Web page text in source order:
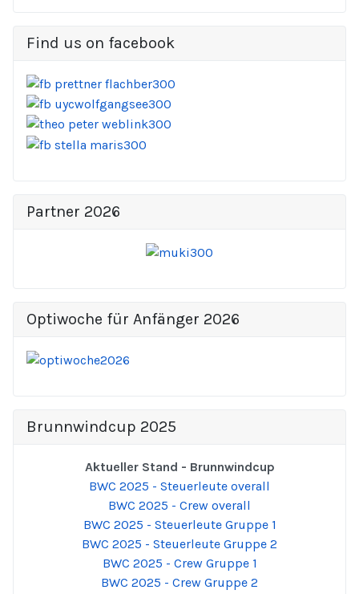
Find us on facebook
Partner 2026
Optiwoche für Anfänger 2026
Brunnwindcup 2025
Aktueller Stand - Brunnwindcup
BWC 2025 - Steuerleute overall
BWC 2025 - Crew overall
BWC 2025 - Steuerleute Gruppe 1
BWC 2025 - Steuerleute Gruppe 2
BWC 2025 - Crew Gruppe 1
BWC 2025 - Crew Gruppe 2